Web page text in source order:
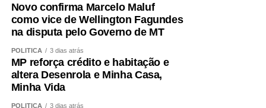
Ela cita iniciativas desenvolvidas pelo Poder Judiciário,
como o projeto Lei Maria da Penha Vai às Escolas e o A
Escola Ensina, a Mulher Agradece, que levam o debate
sobre respeito, igualdade e prevenção da violência às
salas de aula. “Por meio da educação, a gente pode
transformar essa cultura de violência para uma cultura de
Novo confirma Marcelo Maluf
como vice de Wellington Fagundes
na disputa pelo Governo de MT
POLÍTICA 3 dias atrás
MP reforça crédito e habitação e
altera Desenrola e Minha Casa,
Minha Vida
POLÍTICA 3 dias atrás